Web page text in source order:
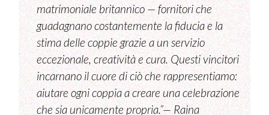
matrimoniale britannico — fornitori che
guadagnano costantemente la fiducia e la
stima delle coppie grazie a un servizio
eccezionale, creatività e cura. Questi vincitori
incarnano il cuore di ciò che rappresentiamo:
aiutare ogni coppia a creare una celebrazione
che sia unicamente propria.”— Raina